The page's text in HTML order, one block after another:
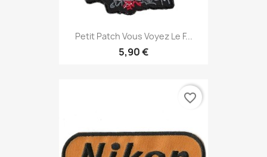
Petit Patch Vous Voyez Le F...
5,90 €
favorite_border